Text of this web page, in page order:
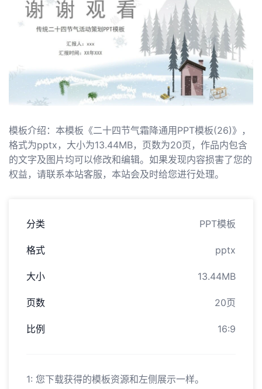
模板介绍：本模板《二十四节气霜降通用PPT模板(26)》，
格式为pptx，大小为13.44MB，页数为20页，作品内包含
的文字及图片均可以修改和编辑。如果发现内容损害了您的
权益，请联系本站客服，本站会及时给您进行处理。
分类 PPT模板
格式 pptx
大小 13.44MB
页数 20页
比例 16:9
1: 您下载获得的模板资源和左侧展示一样。